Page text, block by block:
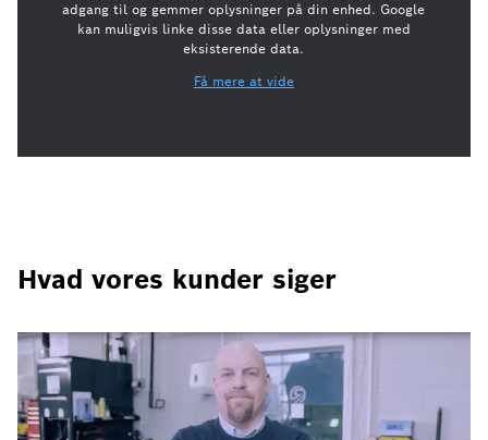
adgang til og gemmer oplysninger på din enhed. Google
kan muligvis linke disse data eller oplysninger med
eksisterende data.
Få mere at vide
Hvad vores kunder siger